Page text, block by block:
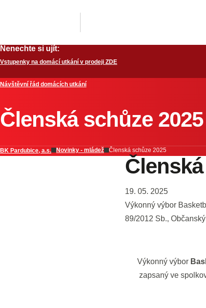
Nenechte si ujít:
Vstupenky na domácí utkání v prodeji ZDE
Návštěvní řád domácích utkání
Členská schůze 2025
BK Pardubice, a.s. Novinky - mládež Členská schůze 2025
19. 05. 2025
Výkonný výbor
89/2012 Sb.,
Výkonný výbor
zapsaný ve